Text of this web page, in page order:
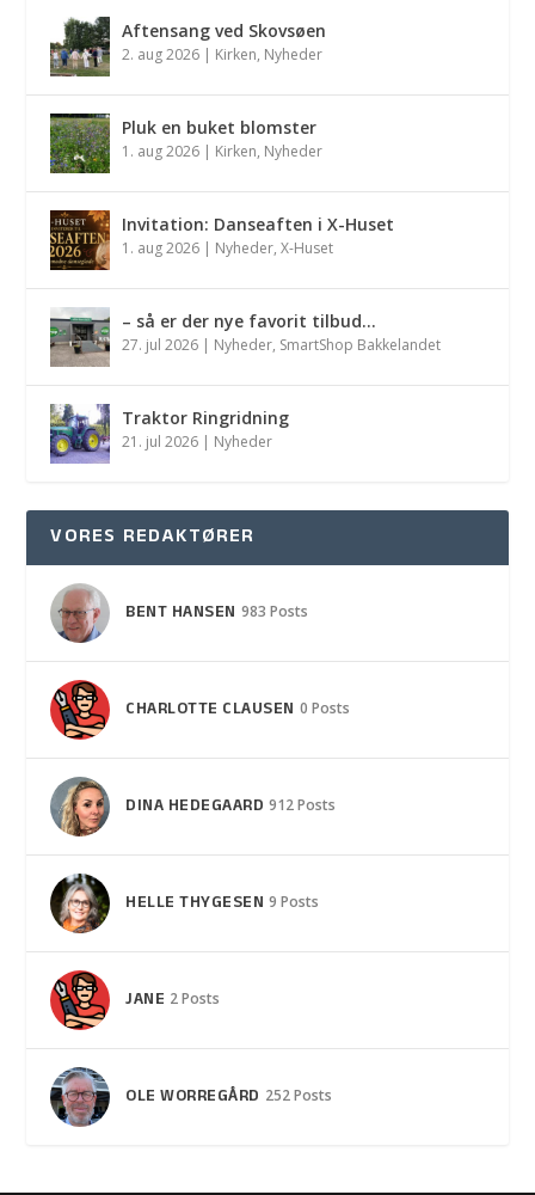
Aftensang ved Skovsøen
2. aug 2026 | Kirken, Nyheder
Pluk en buket blomster
1. aug 2026 | Kirken, Nyheder
Invitation: Danseaften i X-Huset
1. aug 2026 | Nyheder,X-Huset
– så er der nye favorit tilbud…
27. jul 2026 | Nyheder, SmartShop Bakkelandet
Traktor Ringridning
21. jul 2026 | Nyheder
VORES REDAKTØRER
BENT HANSEN 983 Posts
CHARLOTTE CLAUSEN 0 Posts
DINA HEDEGAARD 912 Posts
HELLE THYGESEN 9 Posts
JANE 2 Posts
OLE WORREGÅRD 252 Posts